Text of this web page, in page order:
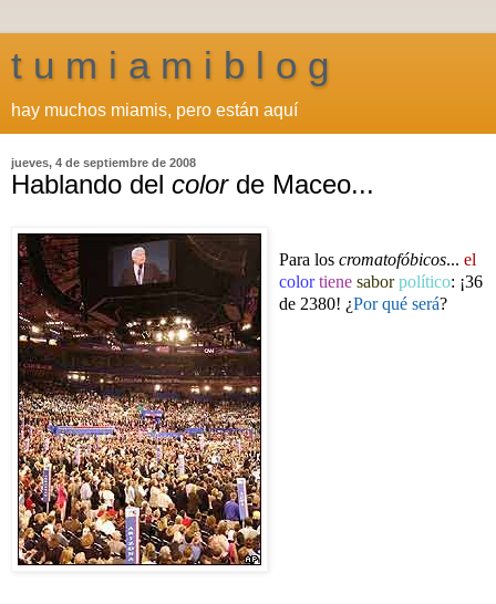
t u m i a m i b l o g
hay muchos miamis, pero están aquí
jueves, 4 de septiembre de 2008
Hablando del colorde Maceo...
Para los cromatofóbicos... el
colortiene sabor político: ¡36
de 2380! ¿Por qué será?